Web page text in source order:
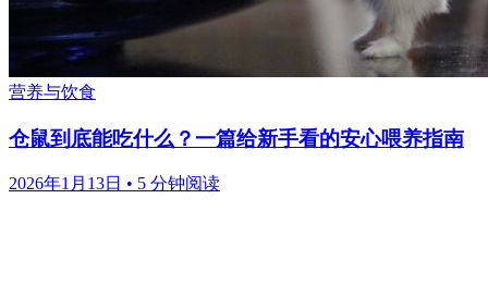
营养与饮食
仓鼠到底能吃什么？一篇给新手看的安心喂养指南
2026年1月13日 • 5 分钟阅读